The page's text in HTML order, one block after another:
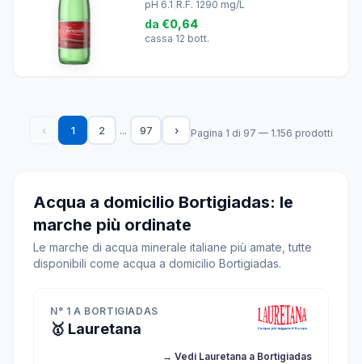
pH 6.1 R.F. 1290 mg/L
da €0,64
cassa 12 bott.
‹ 1 2 ... 97 › Pagina 1 di 97 — 1.156 prodotti
Acqua a domicilio Bortigiadas: le
marche più ordinate
Le marche di acqua minerale italiane più amate, tutte
disponibili come acqua a domicilio Bortigiadas.
N° 1 A BORTIGIADAS
🥇 Lauretana
→ Vedi Lauretana a Bortigiadas